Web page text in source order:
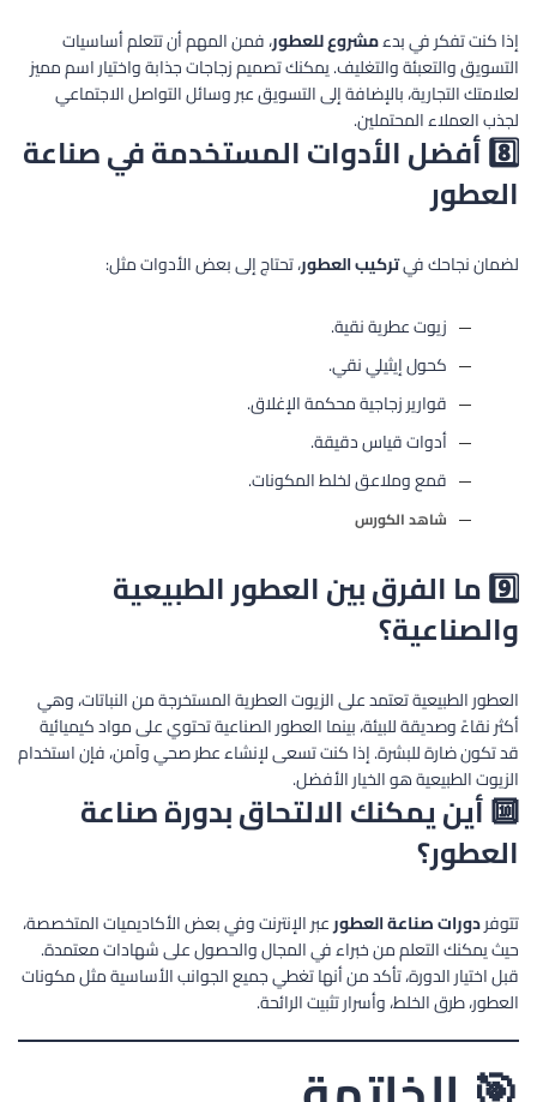
إذا كنت تفكر في بدءمشروع للعطور، فمن المهم أن تتعلم أساسيات
التسويق والتعبئة والتغليف. يمكنك تصميم زجاجات جذابة واختيار اسم مميز
لعلامتك التجارية، بالإضافة إلى التسويق عبر وسائل التواصل الاجتماعي
لجذب العملاء المحتملين.
8️⃣ أفضل الأدوات المستخدمة في صناعة
العطور
لضمان نجاحك فيتركيب العطور، تحتاج إلى بعض الأدوات مثل:
زيوت عطرية نقية.
كحول إيثيلي نقي.
قوارير زجاجية محكمة الإغلاق.
أدوات قياس دقيقة.
قمع وملاعق لخلط المكونات.
شاهد الكورس
9️⃣ ما الفرق بين العطور الطبيعية
والصناعية؟
العطور الطبيعية تعتمد على الزيوت العطرية المستخرجة من النباتات، وهي
أكثر نقاءً وصديقة للبيئة، بينما العطور الصناعية تحتوي على مواد كيميائية
قد تكون ضارة للبشرة. إذا كنت تسعى لإنشاء عطر صحي وآمن، فإن استخدام
الزيوت الطبيعية هو الخيار الأفضل.
🔟 أين يمكنك الالتحاق بدورة صناعة
العطور؟
تتوفردورات صناعة العطورعبر الإنترنت وفي بعض الأكاديميات المتخصصة،
حيث يمكنك التعلم من خبراء في المجال والحصول على شهادات معتمدة.
قبل اختيار الدورة، تأكد من أنها تغطي جميع الجوانب الأساسية مثل مكونات
العطور، طرق الخلط، وأسرار تثبيت الرائحة.